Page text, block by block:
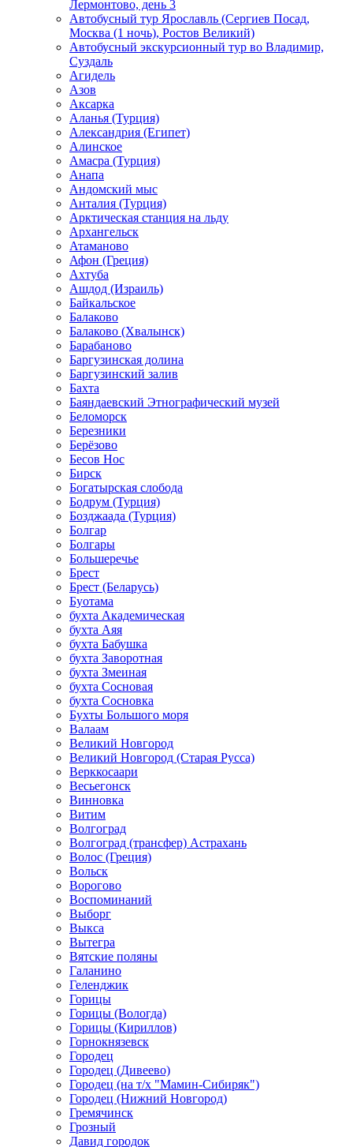
Лермонтово, день 3
Автобусный тур Ярославль (Сергиев Посад,
Москва (1 ночь), Ростов Великий)
Автобусный экскурсионный тур во Владимир,
Суздаль
Агидель
Азов
Аксарка
Аланья (Турция)
Александрия (Египет)
Алинское
Амасра (Турция)
Анапа
Андомский мыс
Анталия (Турция)
Арктическая станция на льду
Архангельск
Атаманово
Афон (Греция)
Ахтуба
Ашдод (Израиль)
Байкальское
Балаково
Балаково (Хвалынск)
Барабаново
Баргузинская долина
Баргузинский залив
Бахта
Баяндаевский Этнографический музей
Беломорск
Березники
Берёзово
Бесов Нос
Бирск
Богатырская слобода
Бодрум (Турция)
Бозджаада (Турция)
Болгар
Болгары
Большеречье
Брест
Брест (Беларусь)
Буотама
бухта Академическая
бухта Аяя
бухта Бабушка
бухта Заворотная
бухта Змеиная
бухта Сосновая
бухта Сосновка
Бухты Большого моря
Валаам
Великий Новгород
Великий Новгород (Старая Русса)
Верккосаари
Весьегонск
Винновка
Витим
Волгоград
Волгоград (трансфер) Астрахань
Волос (Греция)
Вольск
Ворогово
Воспоминаний
Выборг
Выкса
Вытегра
Вятские поляны
Галанино
Геленджик
Горицы
Горицы (Вологда)
Горицы (Кириллов)
Горнокнязевск
Городец
Городец (Дивеево)
Городец (на т/х "Мамин-Сибиряк")
Городец (Нижний Новгород)
Гремячинск
Грозный
Давид городок